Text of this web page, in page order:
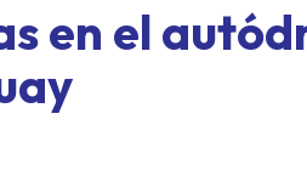
en el